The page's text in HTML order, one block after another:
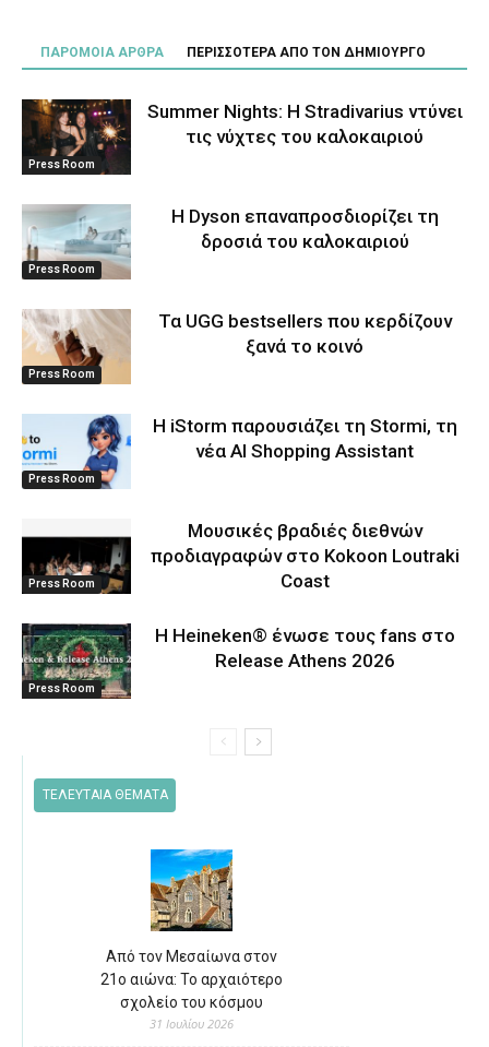
ΠΑΡΟΜΟΙΑ ΑΡΘΡΑ ΠΕΡΙΣΣΟΤΕΡΑ ΑΠΟ ΤΟΝ ΔΗΜΙΟΥΡΓΟ
Press Room
Summer Nights: Η Stradivarius ντύνει
τις νύχτες του καλοκαιριού
Press Room
Η Dyson επαναπροσδιορίζει τη
δροσιά του καλοκαιριού
Press Room
Τα UGG bestsellers που κερδίζουν
ξανά το κοινό
Press Room
Η iStorm παρουσιάζει τη Stormi, τη
νέα AI Shopping Assistant
Press Room
Μουσικές βραδιές διεθνών
προδιαγραφών στο Kokoon Loutraki
Coast
Press Room
Η Heineken® ένωσε τους fans στο
Release Athens 2026
ΤΕΛΕΥΤΑΙΑ ΘΕΜΑΤΑ
Από τον Μεσαίωνα στον
21ο αιώνα: Το αρχαιότερο
σχολείο του κόσμου
31 Ιουλίου 2026